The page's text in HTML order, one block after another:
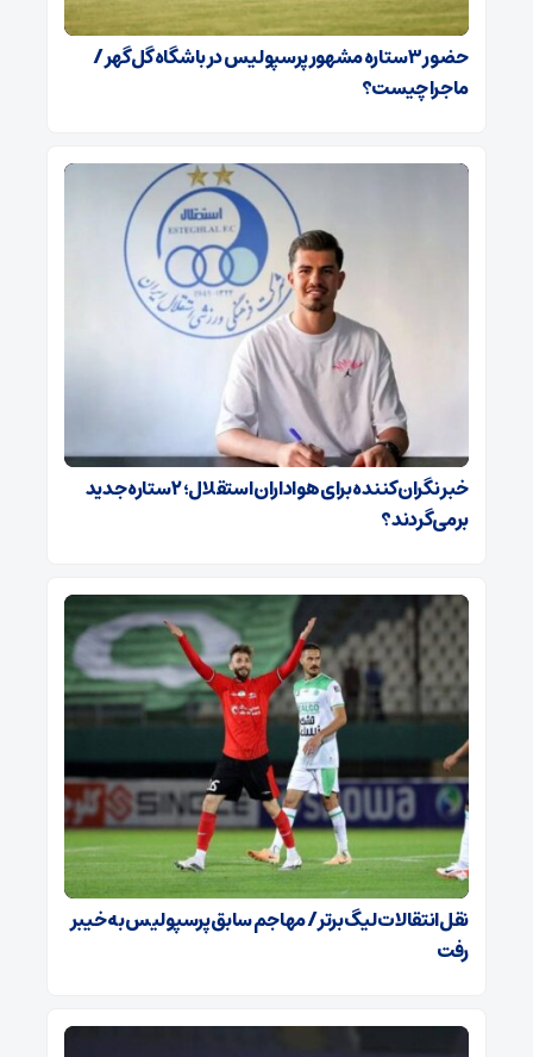
حضور ۳ ستاره مشهور پرسپولیس در باشگاه گل‌گهر /
ماجرا چیست؟
خبر نگران‌کننده برای هواداران استقلال؛ ۲ ستاره جدید
برمی‌گردند؟
نقل‌انتقالات لیگ برتر / مهاجم سابق پرسپولیس به خیبر
رفت